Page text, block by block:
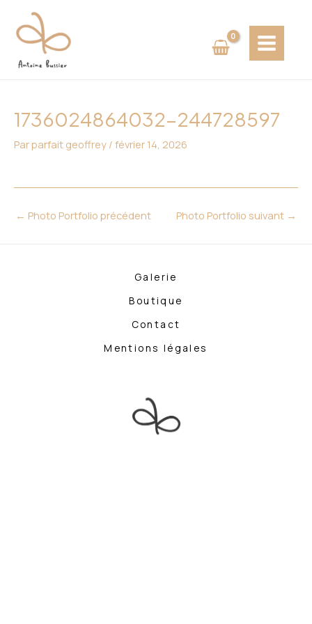
contenu
MENU
1736024864032-244728597
Parparfait geoffrey / février 14, 2026
des
articles
← Photo Portfolio précédent Photo Portfolio suivant →
Galerie
Boutique
Contact
Mentions légales